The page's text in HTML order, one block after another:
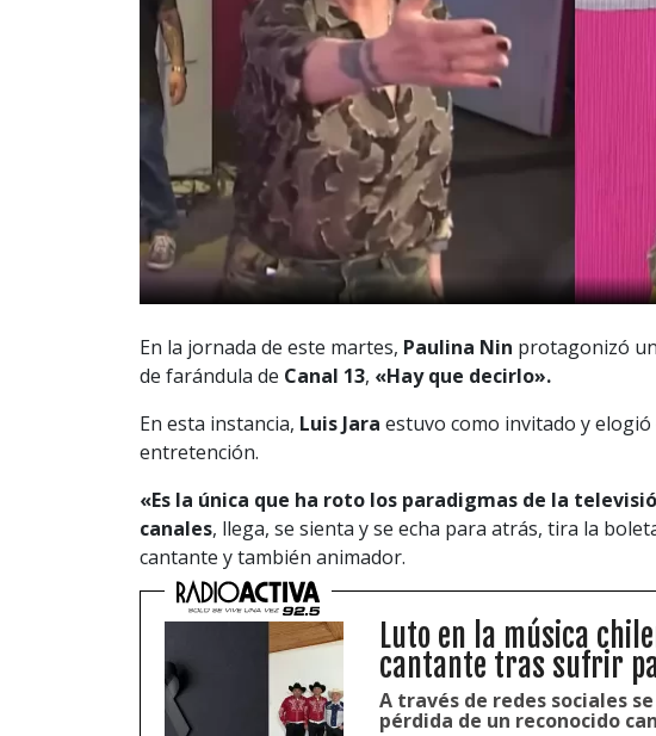
En la jornada de este martes, Paulina Nin protagonizó
de farándula de Canal 13, «Hay que decirlo».
En esta instancia, Luis Jara estuvo como invitado y
entretención.
«Es la única que ha roto los paradigmas de la
canales, llega, se sienta y se echa para atrás, tira la
cantante y también animador.
Luto en la música
cantante tras sufrir
A través de redes sociales
pérdida de un reconocido